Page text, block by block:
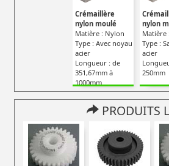
Crémaillère
nylon moulé
Matière : Nylon
Type : Avec noyau
acier
Longueur : de
351,67mm à
1000mm
nylon
Matière
Type :
acier
250mm
PRODUITS